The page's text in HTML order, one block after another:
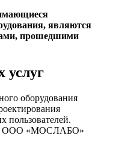
являются
прошедшими
услуг
оборудования
пользователей.
ООО «МОСЛАБО»